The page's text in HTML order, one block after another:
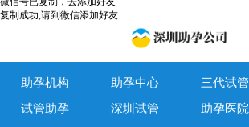
复制成功,请到微信添加好友
助孕机构 助孕中心 三代试管
试管助孕
深圳试管 助孕医院